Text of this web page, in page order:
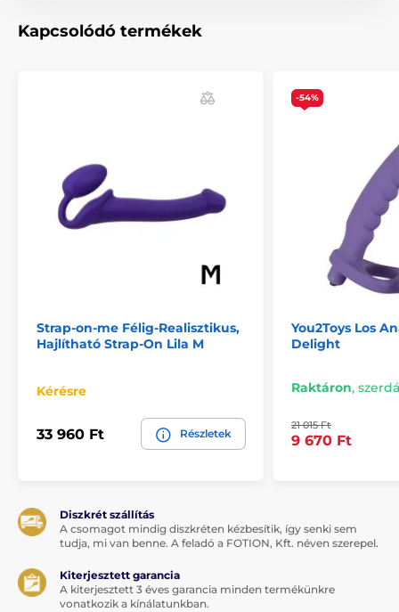
Kapcsolódó termékek
Strap-on-me Félig-Realisztikus,
Hajlítható Strap-On Lila M
Kérésre
33 960 Ft Részletek
-54%
You2Toys Los
Delight
Raktáron,
21 015 Ft
9 670 Ft
Diszkrét szállítás
A csomagot mindig diszkréten kézbesítik, így senki sem
tudja, mi van benne. A feladó a FOTION, Kft. néven szerepel.
Kiterjesztett garancia
A kiterjesztett 3 éves garancia minden termékünkre
vonatkozik a kínálatunkban.